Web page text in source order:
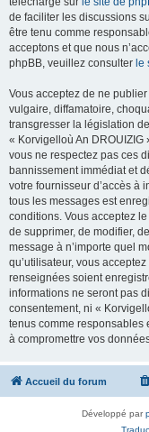
de faciliter les discussions
être tenu comme
acceptons et que nous
phpBB, veuillez consulter le
Vous acceptez de ne
vulgaire, diffamatoire,
transgresser la législation
« Korvigelloù An
vous ne respectez pas ces
bannissement immédiat et
votre fournisseur d’accès à
tous les messages est
conditions. Vous acceptez
de supprimer, de modifier,
message à n’importe quel
qu’utilisateur, vous
renseignées soient
informations ne seront pas
consentement, ni «
tenus comme responsables
à compromettre vos
Accueil du forum
Développé par